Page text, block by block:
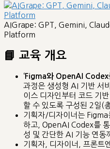
AIGrape: GPT, Gemini,
Platform
📘 교육 개요
‘Figma와 OpenAI Codex
과정은 생성형 AI 기반 서
이스 디자인부터 코드 기
할 수 있도록 구성된 2일(
기획자/디자이너는 Figma
하고, OpenAI Codex를
성 및 간단한 AI 기능 연동
기획자, 디자이너, 프론트